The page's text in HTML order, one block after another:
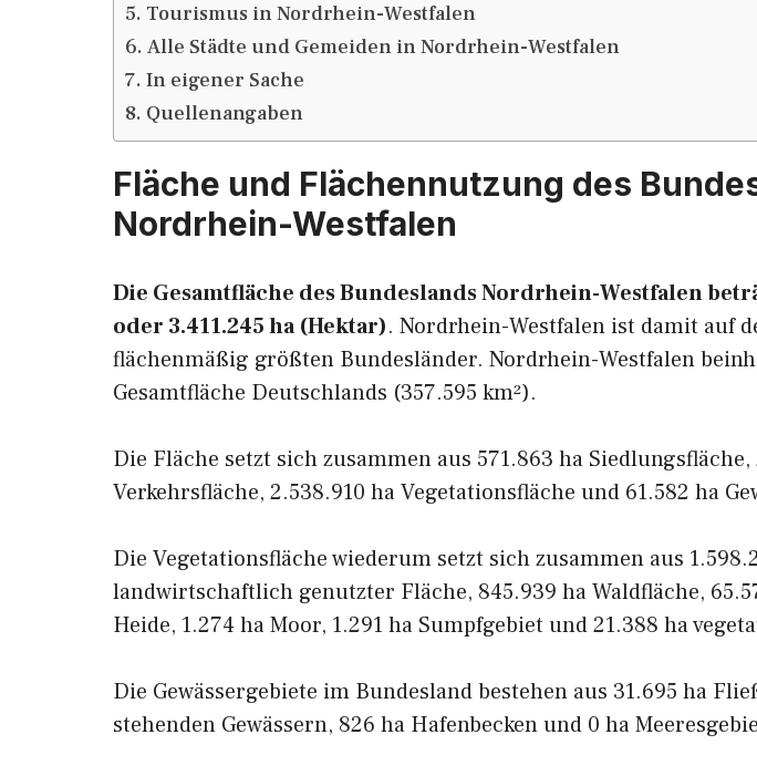
Tourismus in Nordrhein-Westfalen
Alle Städte und Gemeiden in Nordrhein-Westfalen
In eigener Sache
Quellenangaben
Fläche und Flächennutzung des
Nordrhein-Westfalen
Die Gesamtfläche des Bundeslands Nordrhein-Westfalen
oder 3.411.245 ha (Hektar). Nordrhein-Westfalen ist damit auf
flächenmäßig größten Bundesländer. Nordrhein-Westfalen
Gesamtfläche Deutschlands (357.595 km²).
Die Fläche setzt sich zusammen aus 571.863 ha Siedlungsfläche,
Verkehrsfläche, 2.538.910 ha Vegetationsfläche und 61.582 ha
Die Vegetationsfläche wiederum setzt sich zusammen aus
landwirtschaftlich genutzter Fläche, 845.939 ha Waldfläche,
Heide, 1.274 ha Moor, 1.291 ha Sumpfgebiet und 21.388 ha
Die Gewässergebiete im Bundesland bestehen aus 31.695 ha
stehenden Gewässern, 826 ha Hafenbecken und 0 ha